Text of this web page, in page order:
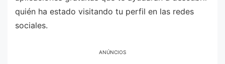
quién ha estado visitando tu perfil en las redes
sociales.
ANÚNCIOS